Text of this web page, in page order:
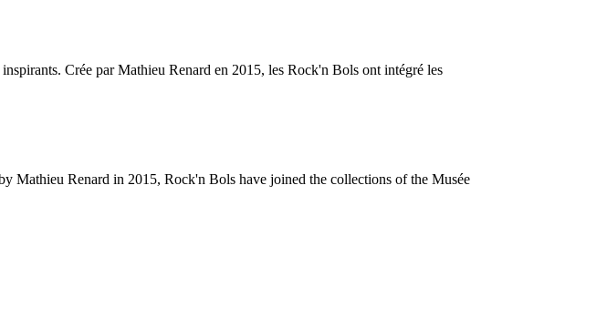
Crée par Mathieu Renard en 2015, les Rock'n Bols ont intégré les
Mathieu Renard in 2015, Rock'n Bols have joined the collections of the Musée